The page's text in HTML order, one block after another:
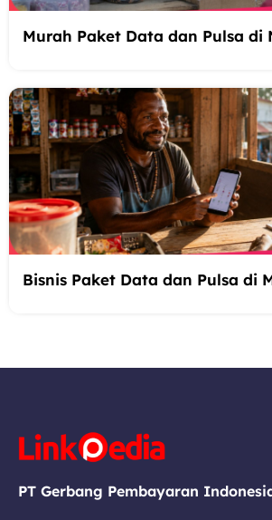
Murah Paket Data dan Pulsa di
Bisnis Paket Data dan Pulsa di
PT Gerbang Pembayaran